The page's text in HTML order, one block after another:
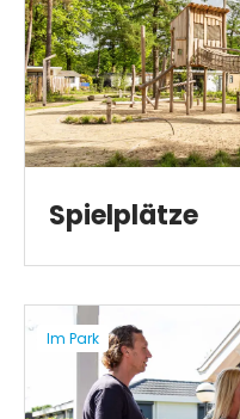
Spielplätze
Im Park